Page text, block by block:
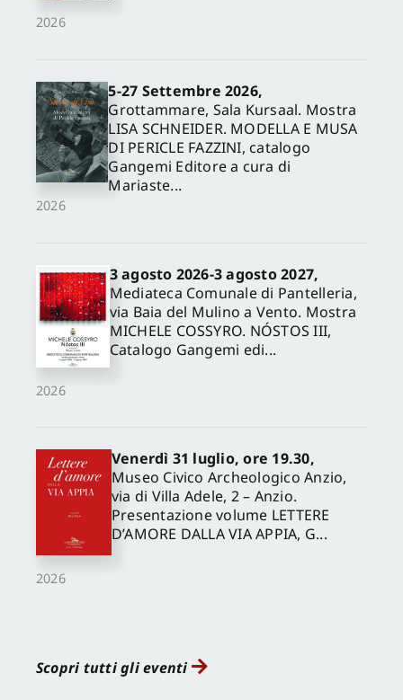
2026
2026
5-27 Settembre 2026,
Grottammare, Sala Kursaal. Mostra
LISA SCHNEIDER. MODELLA E MUSA
DI PERICLE FAZZINI, catalogo
Gangemi Editore a cura di
Mariaste...
2026
3 agosto 2026-3 agosto 2027,
Mediateca Comunale di Pantelleria,
via Baia del Mulino a Vento. Mostra
MICHELE COSSYRO. NÓSTOS III,
Catalogo Gangemi edi...
2026
Venerdì 31 luglio, ore 19.30,
Museo Civico Archeologico Anzio,
via di Villa Adele, 2 – Anzio.
Presentazione volume LETTERE
D’AMORE DALLA VIA APPIA, G...
Scopri tutti gli eventi